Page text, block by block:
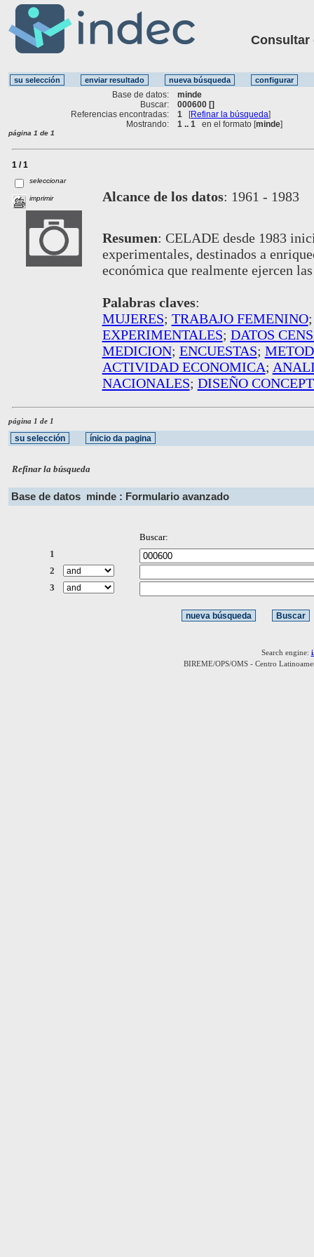
Consultar
Base de datos:
minde
Buscar:
000600 []
Referencias encontradas:
1 [Refinar la búsqueda]
Mostrando:
1 .. 1 en el formato [minde]
página 1 de 1
1 / 1
seleccionar
imprimir Alcance de los datos: 1961 - 1983
Resumen: CELADE desde 1983
experimentales, destinados a
económica que realmente ejercen
Palabras claves:
MUJERES; TRABAJO FEMENINO
EXPERIMENTALES; DATOS
MEDICION; ENCUESTAS;
ACTIVIDAD ECONOMICA;
NACIONALES; DISEÑO
página 1 de 1
Refinar la búsqueda
Base de datos minde : Formulario avanzado
Buscar:
1
2
3
Search engine:
BIREME/OPS/OMS - Centro